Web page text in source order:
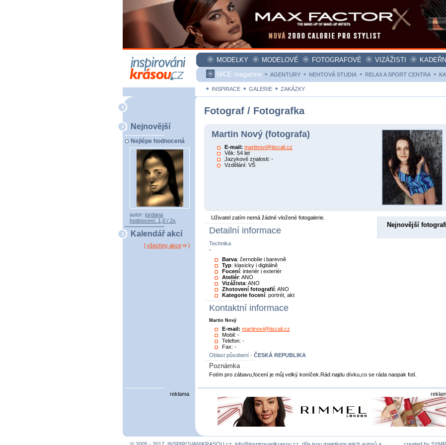
MODELKY MODELOVÉ FOTOGRAFOVÉ VIZÁŽISTI
NICE magazine
AGENTURY NEHTOVÁ STUDIA RELAX A SPORT CENTRA
INSPIRACE GALERIE ZAKÁZKY
Nejnovější
Nejlépe hodnocená
autor: jordana
hodnocení: 1,0 / 2x
Kalendář akcí
[ všechny akce ]
Fotograf / Fotografka
Martin Nový (fotografa)
E-mail: martinovi@tiscali.cz
Věk: 54 let
Jazykové znalosti: -
Vzdělání: VŠ
Nejnovější
Uživatel zatím nemá žádné vložené fotogalerie.
Detailní informace
Technika
-
Barva: černobíle i barevně
Typ: klasicky i digitálně
Focení: interiér i exteriér
Ateliér: ANO
Vizážista: ANO
Zhotovení fotografií: ANO
Kategorie focení: portrét, akt
Kontaktní informace
Martin Nový
E-mail:martinovi@tiscali.cz
Mobil: -
Telefon: -
Fax: -
Oblast působení - ČESKÁ REPUBLIKA
Poznámka
Fotím pro zábavu,focení je můj velký koníček.Rád najdu dívku,co se ráda naopak fotí.
reklama